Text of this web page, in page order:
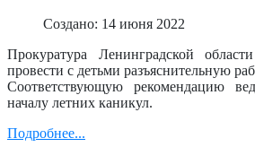
Создано: 14 июня 2022
Прокуратура Ленинградской
провести с детьми разъяснительную
Соответствующую рекомендацию
началу летних каникул.
Подробнее...